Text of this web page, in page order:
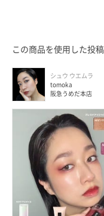
この商品を使用した投稿
シュウ ウエムラ
tomoka
阪急うめだ本店